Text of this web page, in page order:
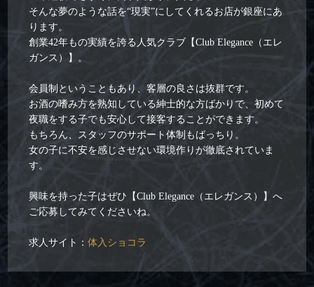
そんな夢のような話を“現実”にしてくれるお店が銀座にあ
ります。
創業42年もの実績を誇る人気クラブ【Club Elegance（エレ
ガンス）】。
会員制ということもあり、客層の良さは抜群です。
お酒の嗜み方を熟知している紳士的な方ばかりで、初めて
夜職をする子でも安心して接客することができます。
もちろん、スタッフのサポート体制もばっちり。
女の子に不安を感じさせない環境作りが徹底されていま
す。
興味を持った子はぜひ【Club Elegance（エレガンス）】へ
ご応募してみてくださいね。
求人サイト：体入ショコラ